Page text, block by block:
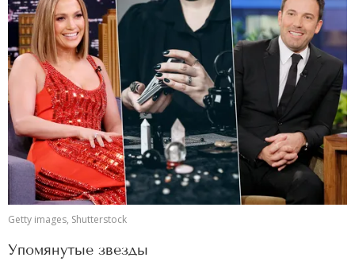
Getty images, Shutterstock
Упомянутые звезды